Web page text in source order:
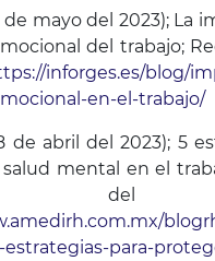
de mayo del 2023); La
del trabajo;
inforges.es/blog/
en-el-trabajo/
de abril del 2023); 5
mental en el
del
estrategias-para-